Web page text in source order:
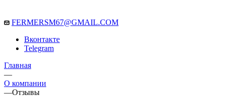
FERMERSM67@GMAIL.COM
Вконтакте
Telegram
Главная
—
О компании
—Отзывы